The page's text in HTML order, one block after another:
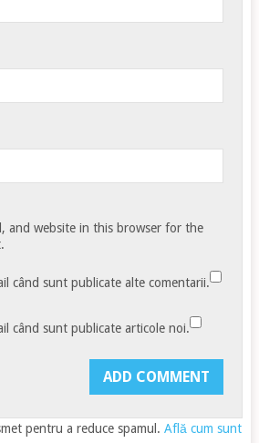
and website in this browser for the
când sunt publicate alte comentarii.
când sunt publicate articole noi.
pentru a reduce spamul. Află cum sunt